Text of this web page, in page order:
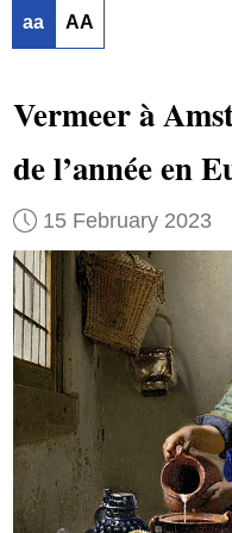
aa AA
Vermeer à
de l’année en
15 February 2023